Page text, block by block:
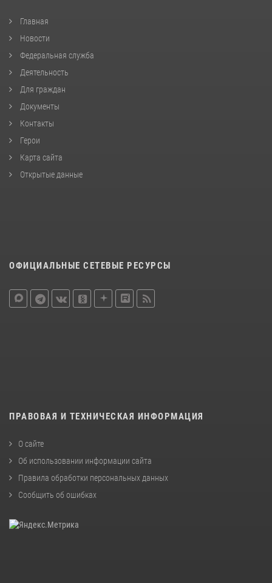
Главная
Новости
Федеральная служба
Деятельность
Для граждан
Документы
Контакты
Герои
Карта сайта
Открытые данные
ОФИЦИАЛЬНЫЕ СЕТЕВЫЕ РЕСУРСЫ
ПРАВОВАЯ И ТЕХНИЧЕСКАЯ ИНФОРМАЦИЯ
О сайте
Об использовании информации сайта
Правила обработки персональных данных
Сообщить об ошибках